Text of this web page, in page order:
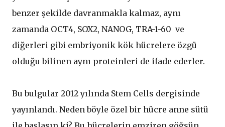
benzer şekilde davranmakla kalmaz, aynı
zamanda OCT4, SOX2, NANOG, TRA-1-60 ve
diğerleri gibi embriyonik kök hücrelere özgü
olduğu bilinen aynı proteinleri de ifade ederler.
Bu bulgular 2012 yılında Stem Cells dergisinde
yayınlandı. Neden böyle özel bir hücre anne sütü